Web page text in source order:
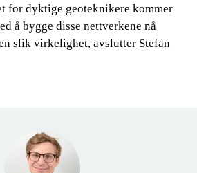
for dyktige geoteknikere kommer
å bygge disse nettverkene nå
slik virkelighet, avslutter Stefan